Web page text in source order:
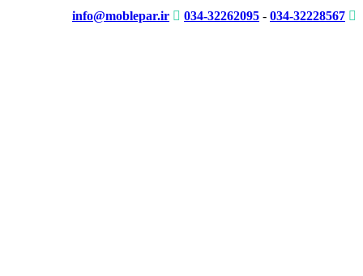
info@moblepar.ir 034-32262095 - 034-32228567